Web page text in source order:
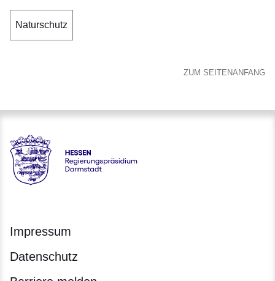
Naturschutz
ZUM SEITENANFANG
Hessen - Regierungspräsidium Darmstadt
Impressum
Datenschutz